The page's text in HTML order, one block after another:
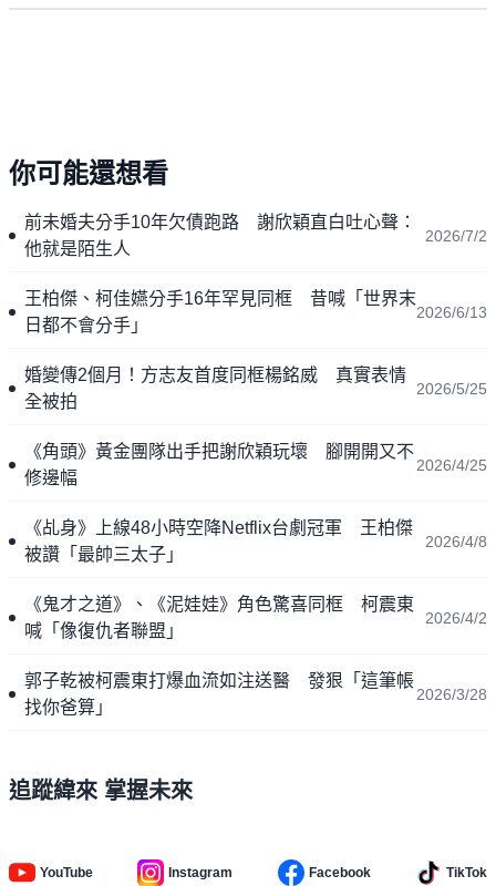
你可能還想看
前未婚夫分手10年欠債跑路 謝欣穎直白吐心聲：
他就是陌生人
2026/7/2
王柏傑、柯佳嬿分手16年罕見同框 昔喊「世界末
日都不會分手」
2026/6/13
婚變傳2個月！方志友首度同框楊銘威 真實表情
全被拍
2026/5/25
《角頭》黃金團隊出手把謝欣穎玩壞 腳開開又不
修邊幅
2026/4/25
《乩身》上線48小時空降Netflix台劇冠軍 王柏傑
被讚「最帥三太子」
2026/4/8
《鬼才之道》、《泥娃娃》角色驚喜同框 柯震東
喊「像復仇者聯盟」
2026/4/2
郭子乾被柯震東打爆血流如注送醫 發狠「這筆帳
找你爸算」
2026/3/28
追蹤緯來 掌握未來
YouTube Instagram Facebook TikTok